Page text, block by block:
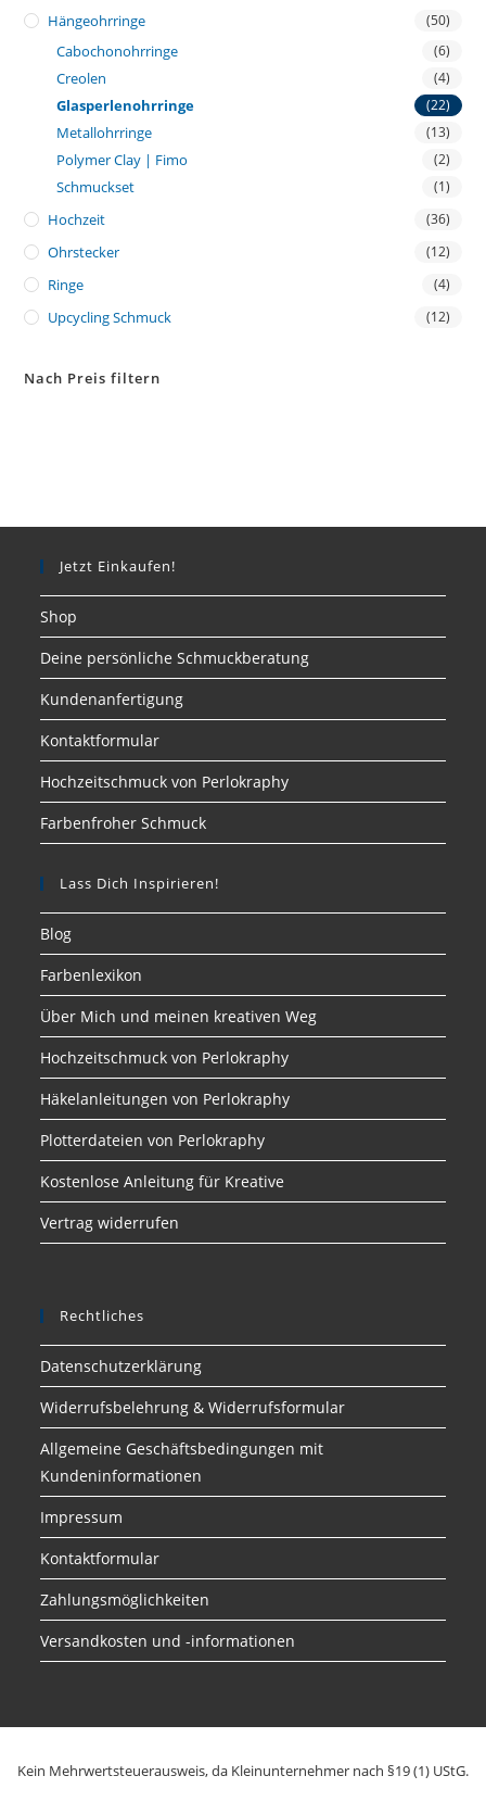
Hängeohrringe (50)
Cabochonohrringe (6)
Creolen (4)
Glasperlenohrringe (22)
Metallohrringe (13)
Polymer Clay | Fimo (2)
Schmuckset (1)
Hochzeit (36)
Ohrstecker (12)
Ringe (4)
Upcycling Schmuck (12)
Nach Preis filtern
Jetzt Einkaufen!
Shop
Deine persönliche Schmuckberatung
Kundenanfertigung
Kontaktformular
Hochzeitschmuck von Perlokraphy
Farbenfroher Schmuck
Lass Dich Inspirieren!
Blog
Farbenlexikon
Über Mich und meinen kreativen Weg
Hochzeitschmuck von Perlokraphy
Häkelanleitungen von Perlokraphy
Plotterdateien von Perlokraphy
Kostenlose Anleitung für Kreative
Vertrag widerrufen
Rechtliches
Datenschutzerklärung
Widerrufsbelehrung & Widerrufsformular
Allgemeine Geschäftsbedingungen mit
Kundeninformationen
Impressum
Kontaktformular
Zahlungsmöglichkeiten
Versandkosten und -informationen
Kein Mehrwertsteuerausweis, da Kleinunternehmer nach §19 (1) UStG.